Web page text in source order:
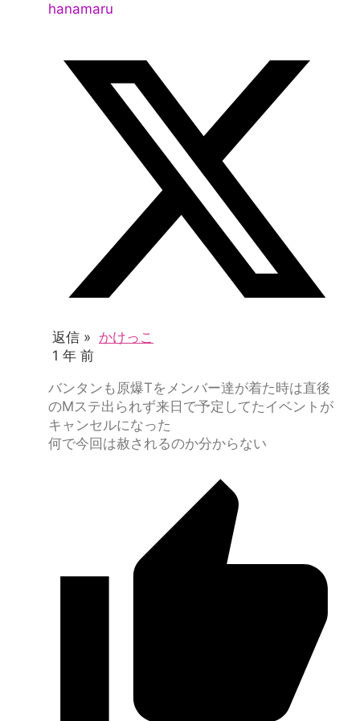
hanamaru
返信 » かけっこ
1 年 前
バンタンも原爆Tをメンバー達が着た時は直後
のMステ出られず来日で予定してたイベントが
キャンセルになった
何で今回は赦されるのか分からない